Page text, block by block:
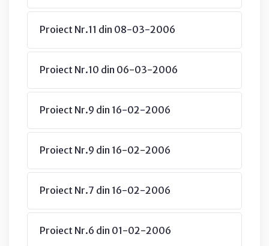
Proiect Nr.11 din 08-03-2006
Proiect Nr.10 din 06-03-2006
Proiect Nr.9 din 16-02-2006
Proiect Nr.9 din 16-02-2006
Proiect Nr.7 din 16-02-2006
Proiect Nr.6 din 01-02-2006